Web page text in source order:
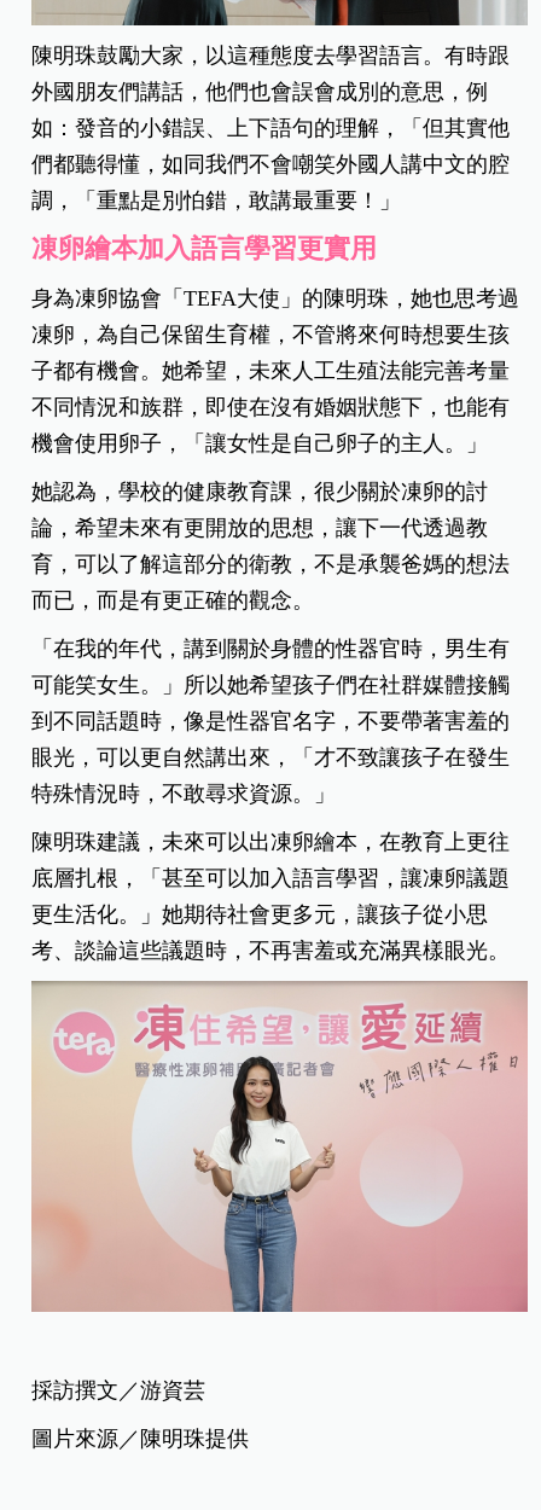
陳明珠鼓勵大家，以這種態度去學習語言。有時跟
外國朋友們講話，他們也會誤會成別的意思，例
如：發音的小錯誤、上下語句的理解，「但其實他
們都聽得懂，如同我們不會嘲笑外國人講中文的腔
調，「重點是別怕錯，敢講最重要！」
凍卵繪本加入語言學習更實用
身為凍卵協會「TEFA大使」的陳明珠，她也思考過
凍卵，為自己保留生育權，不管將來何時想要生孩
子都有機會。她希望，未來人工生殖法能完善考量
不同情況和族群，即使在沒有婚姻狀態下，也能有
機會使用卵子，「讓女性是自己卵子的主人。」
她認為，學校的健康教育課，很少關於凍卵的討
論，希望未來有更開放的思想，讓下一代透過教
育，可以了解這部分的衛教，不是承襲爸媽的想法
而已，而是有更正確的觀念。
「在我的年代，講到關於身體的性器官時，男生有
可能笑女生。」所以她希望孩子們在社群媒體接觸
到不同話題時，像是性器官名字，不要帶著害羞的
眼光，可以更自然講出來，「才不致讓孩子在發生
特殊情況時，不敢尋求資源。」
陳明珠建議，未來可以出凍卵繪本，在教育上更往
底層扎根，「甚至可以加入語言學習，讓凍卵議題
更生活化。」她期待社會更多元，讓孩子從小思
考、談論這些議題時，不再害羞或充滿異樣眼光。
採訪撰文／游資芸
圖片來源／陳明珠提供